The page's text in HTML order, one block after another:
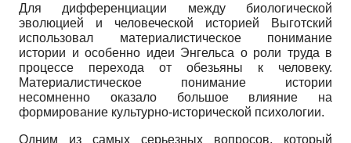
Для дифференциации между биологической
эволюцией и человеческой историей Выготский
использовал материалистическое понимание
истории и особенно идеи Энгельса о роли труда в
процессе перехода от обезьяны к человеку.
Материалистическое понимание истории
несомненно оказало большое влияние на
формирование культурно-исторической психологии.
Одним из самых серьезных вопросов, который